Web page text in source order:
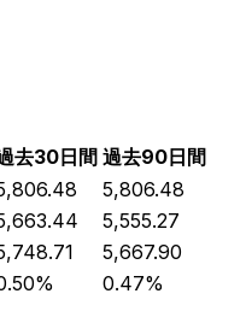
去30日間 過去90日間
5,806.48
5,555.27
5,667.90
0.47%